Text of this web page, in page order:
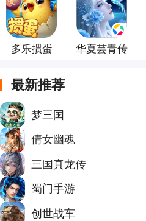
多乐掼蛋 华夏芸青传
最新推荐
梦三国
倩女幽魂
三国真龙传
蜀门手游
创世战车